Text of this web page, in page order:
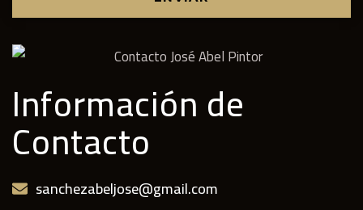
Información de
Contacto
sanchezabeljose@gmail.com